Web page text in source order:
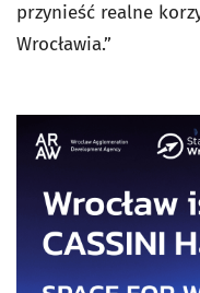
przynieść realne
Wrocławia.”